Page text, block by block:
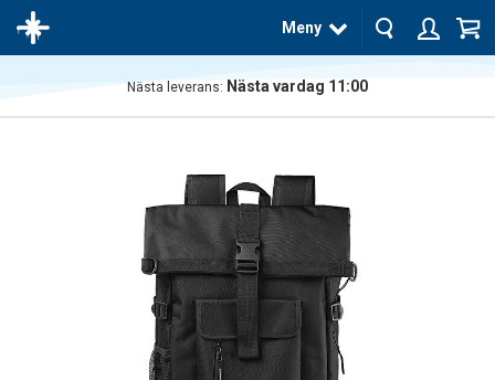
Meny
Nästa leverans: Nästa vardag 11:00